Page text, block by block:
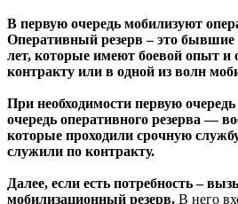
В первую очередь мобилизуют
Оперативный резерв – это
лет, которые имеют боевой опыт и
контракту или в одной из волн
При необходимости первую
очередь оперативного резерва —
которые проходили срочную
служили по контракту.
Далее, если есть потребность –
мобилизационный резерв. В него